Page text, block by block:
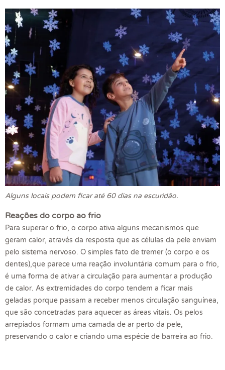
Alguns locais podem ficar até 60 dias na escuridão.
Reações do corpo ao frio
Para superar o frio, o corpo ativa alguns mecanismos que
geram calor, através da resposta que as células da pele enviam
pelo sistema nervoso. O simples fato de tremer (o corpo e os
dentes),que parece uma reação involuntária comum para o frio,
é uma forma de ativar a circulação para aumentar a produção
de calor. As extremidades do corpo tendem a ficar mais
geladas porque passam a receber menos circulação sanguínea,
que são concetradas para aquecer as áreas vitais. Os pelos
arrepiados formam uma camada de ar perto da pele,
preservando o calor e criando uma espécie de barreira ao frio.